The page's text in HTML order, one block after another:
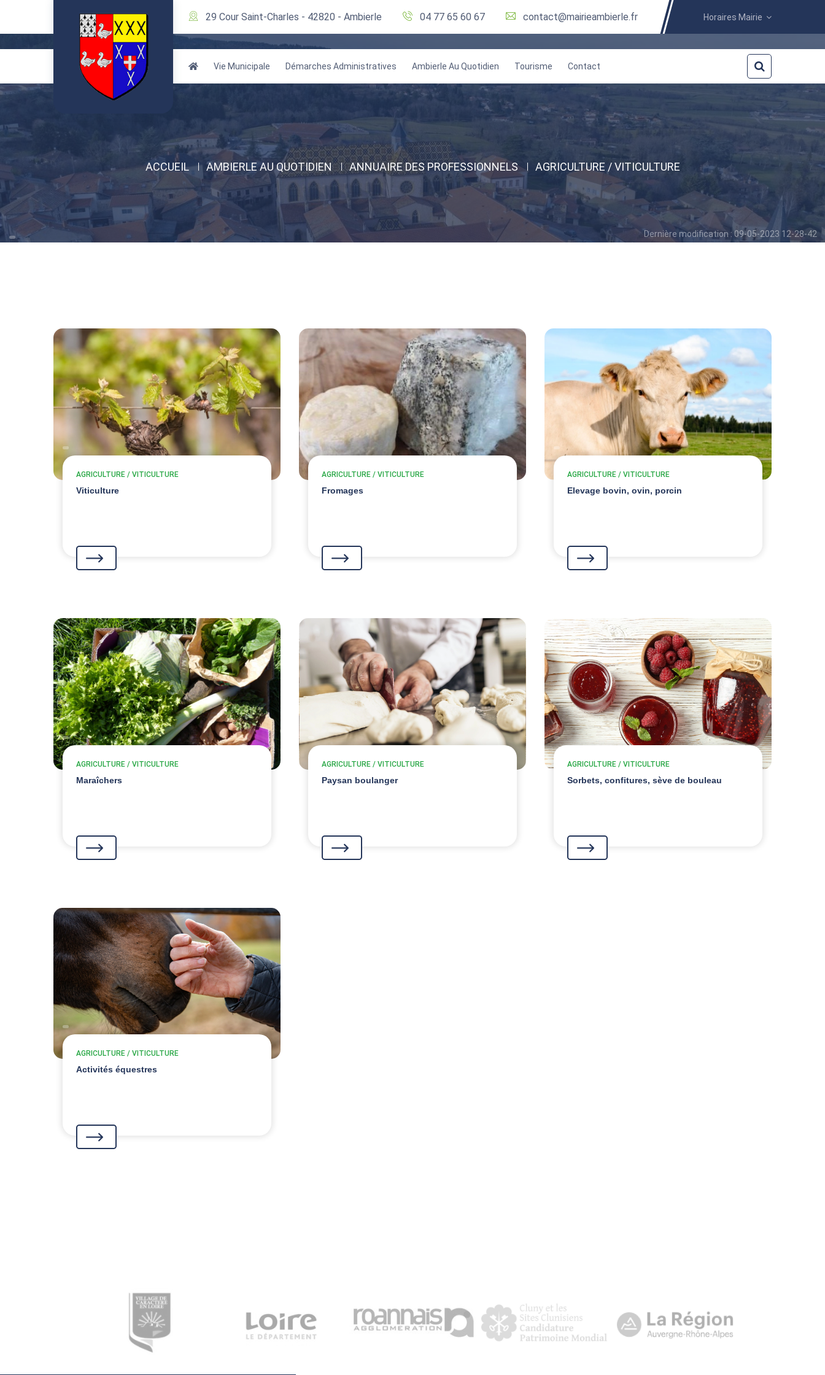
29 Cour Saint-Charles - 42820 - Ambierle 04 77 65 60 67 contact@mairieambierle.fr Horaires Mairie
Vie Municipale Démarches Administratives Ambierle Au Quotidien Tourisme Contact
ACCUEIL AMBIERLE AU QUOTIDIEN ANNUAIRE DES PROFESSIONNELS AGRICULTURE / VITICULTURE
Dernière modification : 09-05-2023 12-28-42
AGRICULTURE / VITICULTURE
Viticulture
AGRICULTURE / VITICULTURE
Fromages
AGRICULTURE / VITICULTURE
Elevage bovin, ovin, porcin
AGRICULTURE / VITICULTURE
Maraîchers
AGRICULTURE / VITICULTURE
Paysan boulanger
AGRICULTURE / VITICULTURE
Sorbets, confitures, sève de bouleau
AGRICULTURE / VITICULTURE
Activités équestres